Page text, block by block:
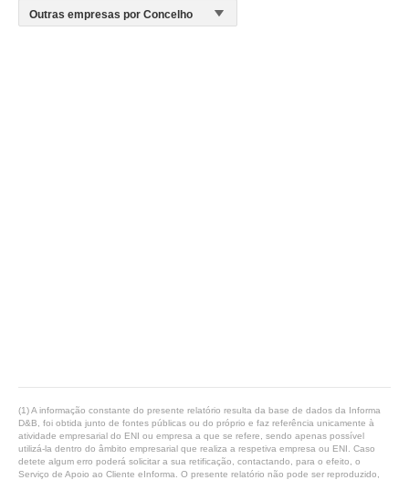
(1) A informação constante do presente relatório resulta da base de dados da Informa
D&B, foi obtida junto de fontes públicas ou do próprio e faz referência unicamente à
atividade empresarial do ENI ou empresa a que se refere, sendo apenas possível
utilizá-la dentro do âmbito empresarial que realiza a respetiva empresa ou ENI. Caso
detete algum erro poderá solicitar a sua retificação, contactando, para o efeito, o
Serviço de Apoio ao Cliente eInforma. O presente relatório não pode ser reproduzido,